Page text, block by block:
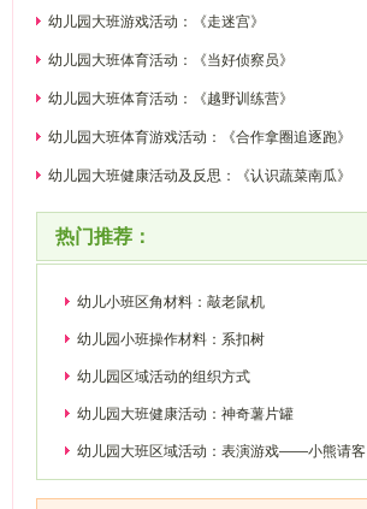
幼儿园大班游戏活动：《走迷宫》
幼儿园大班体育活动：《当好侦察员》
幼儿园大班体育活动：《越野训练营》
幼儿园大班体育游戏活动：《合作拿圈追逐跑》
幼儿园大班健康活动及反思：《认识蔬菜南瓜》
热门推荐：
幼儿小班区角材料：敲老鼠机
幼儿园小班操作材料：系扣树
幼儿园区域活动的组织方式
幼儿园大班健康活动：神奇薯片罐
幼儿园大班区域活动：表演游戏——小熊请客